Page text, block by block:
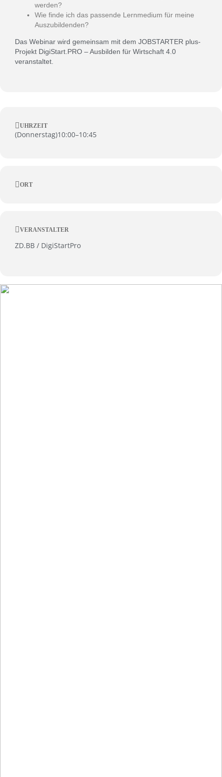
werden?
Wie finde ich das passende Lernmedium für meine
Auszubildenden?
Das Webinar wird gemeinsam mit dem JOBSTARTER plus-
Projekt DigiStart.PRO – Ausbilden für Wirtschaft 4.0
veranstaltet.
UHRZEIT
(Donnerstag)10:00–10:45
ORT
VERANSTALTER
ZD.BB / DigiStartPro